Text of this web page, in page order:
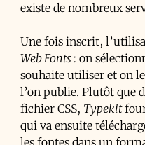
existe de nombreux
Une fois inscrit,
Web Fonts: on
souhaite utiliser et on
l’on publie. Plutôt que
fichier CSS, Typekit
qui va ensuite
les fontes dans un